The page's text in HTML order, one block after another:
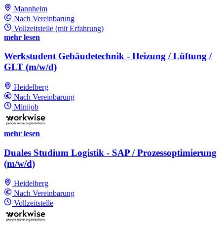
Mannheim
Nach Vereinbarung
Vollzeitstelle (mit Erfahrung)
mehr lesen
Werkstudent Gebäudetechnik - Heizung / Lüftung /
GLT (m/w/d)
Heidelberg
Nach Vereinbarung
Minijob
mehr lesen
Duales Studium Logistik - SAP / Prozessoptimierung
(m/w/d)
Heidelberg
Nach Vereinbarung
Vollzeitstelle